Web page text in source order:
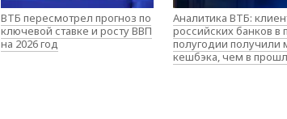
ВТБ пересмотрел прогноз по
ключевой ставке и росту ВВП
на 2026 год
Аналитика ВТБ:
российских банков в
полугодии получили
кешбэка, чем в